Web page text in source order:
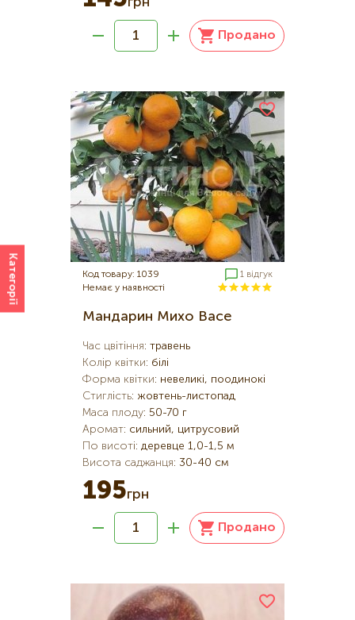
Категорії
Продано
Код товару: 1039
1 відгук
Немає у наявності
Мандарин Михо Васе
Час цвітіння: травень
Колір квітки: білі
Форма квітки: невеликі, поодинокі
Стиглість: жовтень-листопад
Маса плоду: 50-70 г
Аромат: сильний, цитрусовий
По висоті: деревце 1,0-1,5 м
Висота саджанця: 30-40 см
195грн
Продано